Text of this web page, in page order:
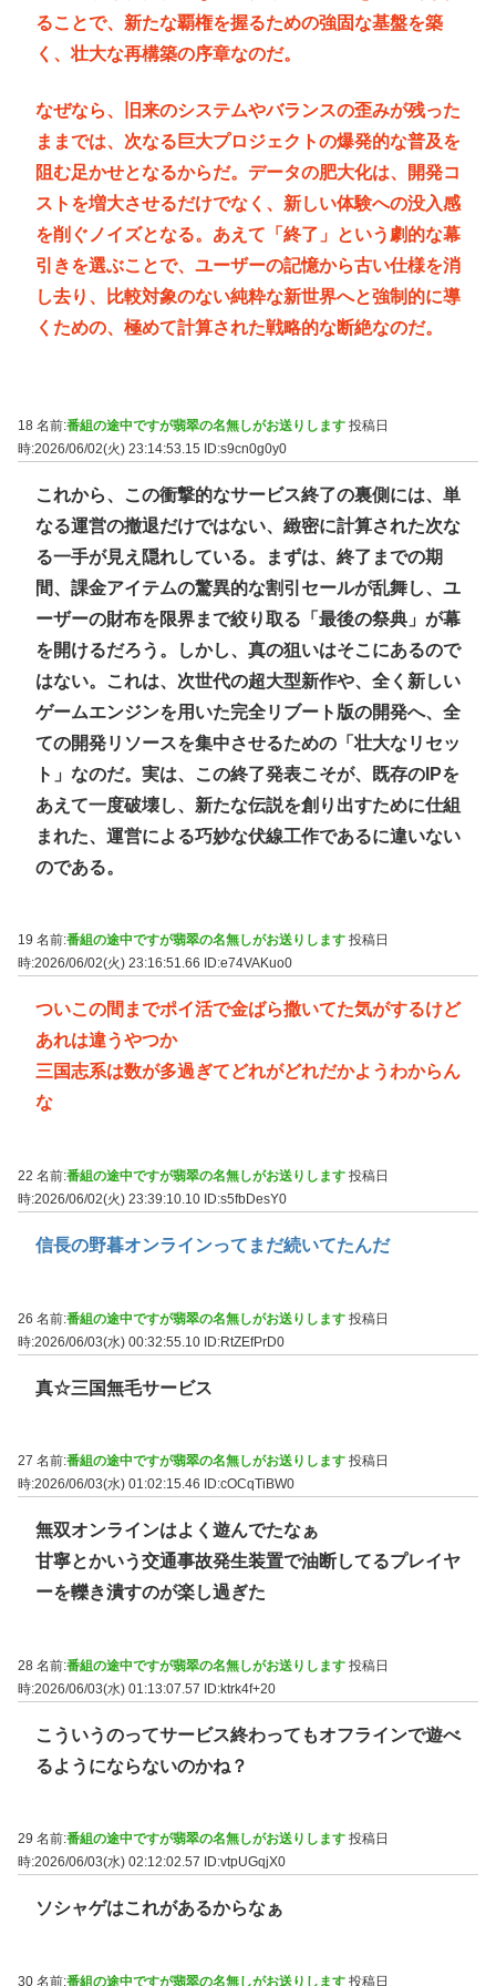
ることで、新たな覇権を握るための強固な基盤を築
く、壮大な再構築の序章なのだ。
なぜなら、旧来のシステムやバランスの歪みが残った
ままでは、次なる巨大プロジェクトの爆発的な普及を
阻む足かせとなるからだ。データの肥大化は、開発コ
ストを増大させるだけでなく、新しい体験への没入感
を削ぐノイズとなる。あえて「終了」という劇的な幕
引きを選ぶことで、ユーザーの記憶から古い仕様を消
し去り、比較対象のない純粋な新世界へと強制的に導
くための、極めて計算された戦略的な断絶なのだ。
18 名前:番組の途中ですが翡翠の名無しがお送りします 投稿日
時:2026/06/02(火) 23:14:53.15 ID:s9cn0g0y0
これから、この衝撃的なサービス終了の裏側には、単
なる運営の撤退だけではない、緻密に計算された次な
る一手が見え隠れしている。まずは、終了までの期
間、課金アイテムの驚異的な割引セールが乱舞し、ユ
ーザーの財布を限界まで絞り取る「最後の祭典」が幕
を開けるだろう。しかし、真の狙いはそこにあるので
はない。これは、次世代の超大型新作や、全く新しい
ゲームエンジンを用いた完全リブート版の開発へ、全
ての開発リソースを集中させるための「壮大なリセッ
ト」なのだ。実は、この終了発表こそが、既存のIPを
あえて一度破壊し、新たな伝説を創り出すために仕組
まれた、運営による巧妙な伏線工作であるに違いない
のである。
19 名前:番組の途中ですが翡翠の名無しがお送りします 投稿日
時:2026/06/02(火) 23:16:51.66
ID:e74VAKuo0
ついこの間までポイ活で金ばら撒いてた気がするけど
あれは違うやつか
三国志系は数が多過ぎてどれがどれだかようわからん
な
22 名前:番組の途中ですが翡翠の名無しがお送りします 投稿日
時:2026/06/02(火) 23:39:10.10 ID:s5fbDesY0
信長の野暮オンラインってまだ続いてたんだ
26 名前:番組の途中ですが翡翠の名無しがお送りします 投稿日
時:2026/06/03(水) 00:32:55.10 ID:RtZEfPrD0
真☆三国無毛サービス
27 名前:番組の途中ですが翡翠の名無しがお送りします 投稿日
時:2026/06/03(水) 01:02:15.46
ID:cOCqTiBW0
無双オンラインはよく遊んでたなぁ
甘寧とかいう交通事故発生装置で油断してるプレイヤ
ーを轢き潰すのが楽し過ぎた
28 名前:番組の途中ですが翡翠の名無しがお送りします 投稿日
時:2026/06/03(水) 01:13:07.57 ID:ktrk4f+20
こういうのってサービス終わってもオフラインで遊べ
るようにならないのかね？
29 名前:番組の途中ですが翡翠の名無しがお送りします 投稿日
時:2026/06/03(水) 02:12:02.57
ID:vtpUGqjX0
ソシャゲはこれがあるからなぁ
30 名前:番組の途中ですが翡翠の名無しがお送りします 投稿日